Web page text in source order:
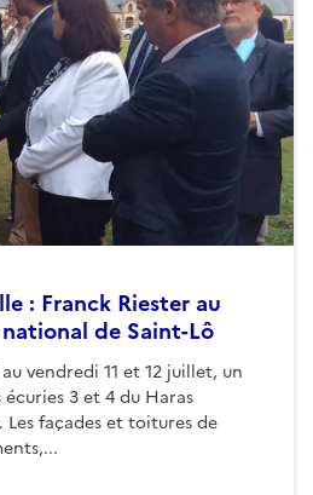
: Franck Riester au
de Saint-Lô
vendredi 11 et 12 juillet, un
3 et 4 du Haras
façades et toitures de